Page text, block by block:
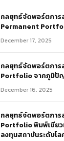
กลยุทธ์​จัดพอร์ตการ
Permanent
December 17, 2025
กลยุทธ์จัดพอร์ตการ
Portfolio จากภูมิปั
December 16, 2025
กลยุทธ์จัดพอร์ตกา
Portfolio พิมพ์เขียว
ลงทุนสถาบันระดับโล